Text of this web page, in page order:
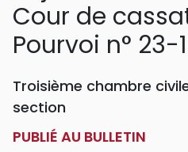
Cour de
Pourvoi n° 23-
Troisième chambre
section
PUBLIÉ AU BULLETIN